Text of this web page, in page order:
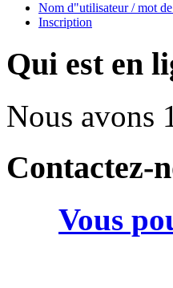
Nom d"utilisateur / mot de
Inscription
Qui est en
Nous avons
Contactez-
Vous